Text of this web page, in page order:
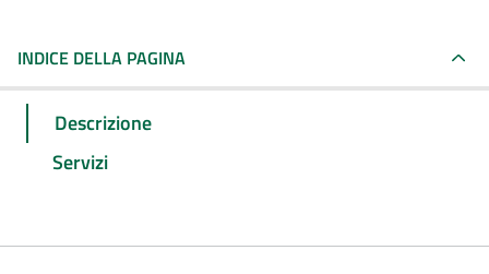
INDICE DELLA PAGINA
Descrizione
Servizi